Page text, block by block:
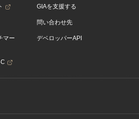
マー
GIAを支援する
問い合わせ先
デベロッパーAPI